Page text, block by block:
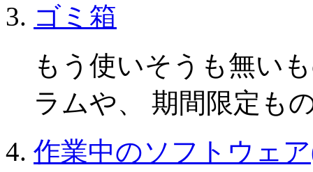
ゴミ箱
もう使いそうも無い
ラムや、 期間限定も
作業中のソフトウェ